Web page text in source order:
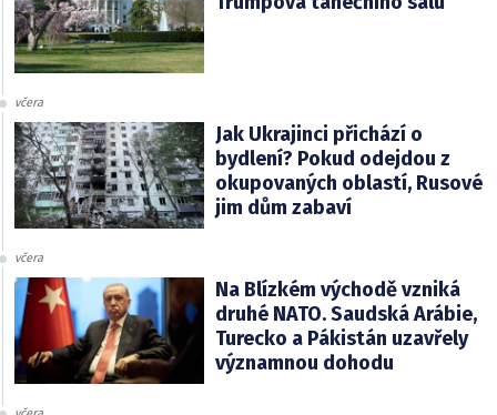
včera
Jak Ukrajinci přichází o
bydlení? Pokud odejdou z
okupovaných oblastí, Rusové
jim dům zabaví
včera
Na Blízkém východě vzniká
druhé NATO. Saudská Arábie,
Turecko a Pákistán uzavřely
významnou dohodu